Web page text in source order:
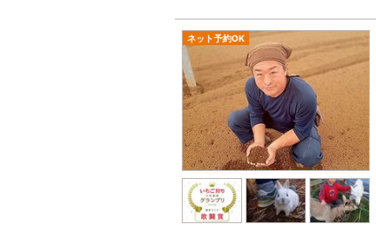
ネット予約OK